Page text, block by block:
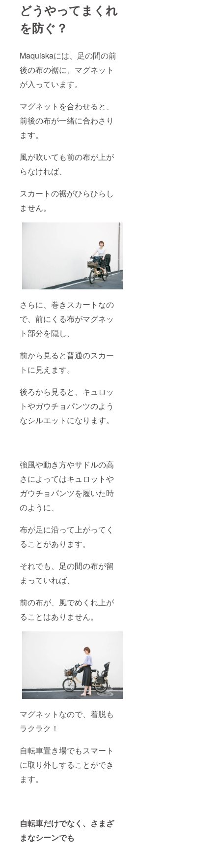
どうやってまくれ
を防ぐ？
Maquiskaには、足の間の前
後の布の裾に、マグネット
が入っています。
マグネットを合わせると、
前後の布が一緒に合わさり
ます。
風が吹いても前の布が上が
らなければ、
スカートの裾がひらひらし
ません。
さらに、巻きスカートなの
で、前にくる布がマグネッ
ト部分を隠し、
前から見ると普通のスカー
トに見えます。
後ろから見ると、キュロッ
トやガウチョパンツのよう
なシルエットになります。
強風や動き方やサドルの高
さによってはキュロットや
ガウチョパンツを履いた時
のように、
布が足に沿って上がってく
ることがあります。
それでも、足の間の布が留
まっていれば、
前の布が、風でめくれ上が
ることはありません。
マグネットなので、着脱も
ラクラク！
自転車置き場でもスマート
に取り外しすることができ
ます。
自転車だけでなく、さまざ
まなシーンでも